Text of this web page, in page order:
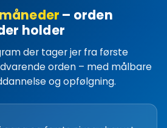
– orden
holder
der tager jer fra første
orden – med målbare
og opfølgning.